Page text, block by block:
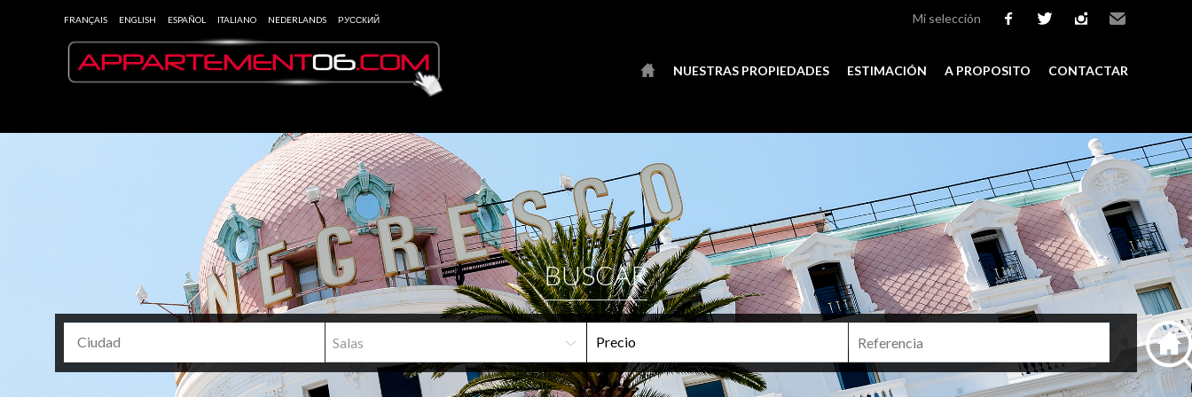
FRANÇAIS ENGLISH ESPAÑOL ITALIANO NEDERLANDS РУССКИЙ Mi selección
NUESTRAS PROPIEDADES ESTIMACIÓN A PROPOSITO CONTACTAR
BUSCAR
Salas